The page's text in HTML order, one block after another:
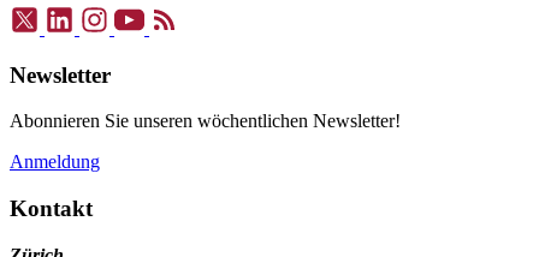
Newsletter
Abonnieren Sie unseren wöchentlichen Newsletter!
Anmeldung
Kontakt